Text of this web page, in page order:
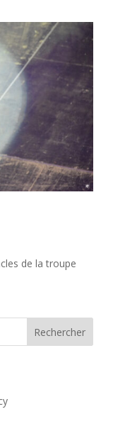
de la troupe
Rechercher